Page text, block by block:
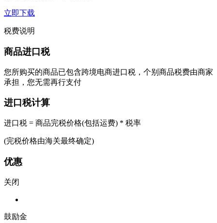
立即下载
税费说明
商品进口税
您所购买的商品已包含跨境电商进口税，个别商品税费由商家
承担，您无需再行支付
进口税计算
进口税 = 商品完税价格(包括运费) * 税率
(完税价格由海关最终确定)
优惠
关闭
鼓励金